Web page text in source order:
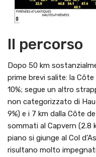
Il percorso
Dopo 50 km
prime brevi salite: la Côte
10%; segue un altro
non categorizzato di
9%) e i 7 km dalla Côte
sommati al Capvern (2.8
piano si giunge al Col
risultano molto